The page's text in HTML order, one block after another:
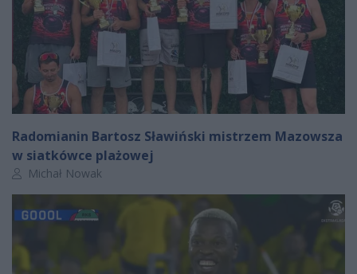
Radomianin Bartosz Sławiński mistrzem Mazowsza
w siatkówce plażowej
Autor artykułu:
Michał Nowak